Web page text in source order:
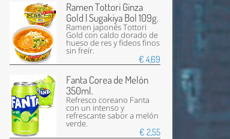
Ramen Tottori Ginza
Gold | Sugakiya Bol 109g.
Ramen japonés Tottori
Gold con caldo dorado de
hueso de res y fideos finos
sin freír.
€ 4,69
Fanta Corea de Melón
350ml.
Refresco coreano Fanta
con un intenso y
refrescante sabor a melón
verde.
€ 2,55